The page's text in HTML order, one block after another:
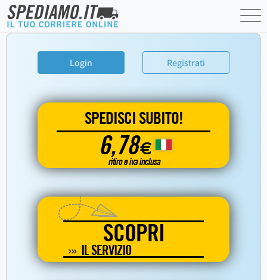
Login Registrati
SPEDISCI SUBITO!
6,78€
ritiro e iva inclusa
SCOPRI
IL SERVIZIO